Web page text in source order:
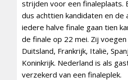
strijden voor een finaleplaats.
dus achttien kandidaten en de
iedere halve finale gaan tien
de finale op 22 mei. Zij
Duitsland, Frankrijk, Italië,
Koninkrijk. Nederland is als
verzekerd van een finaleplek.